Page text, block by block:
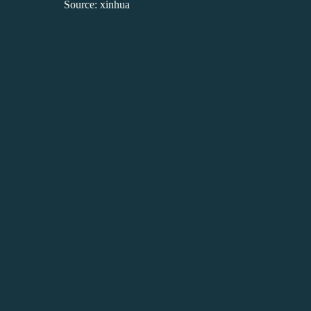
Source: xinhua